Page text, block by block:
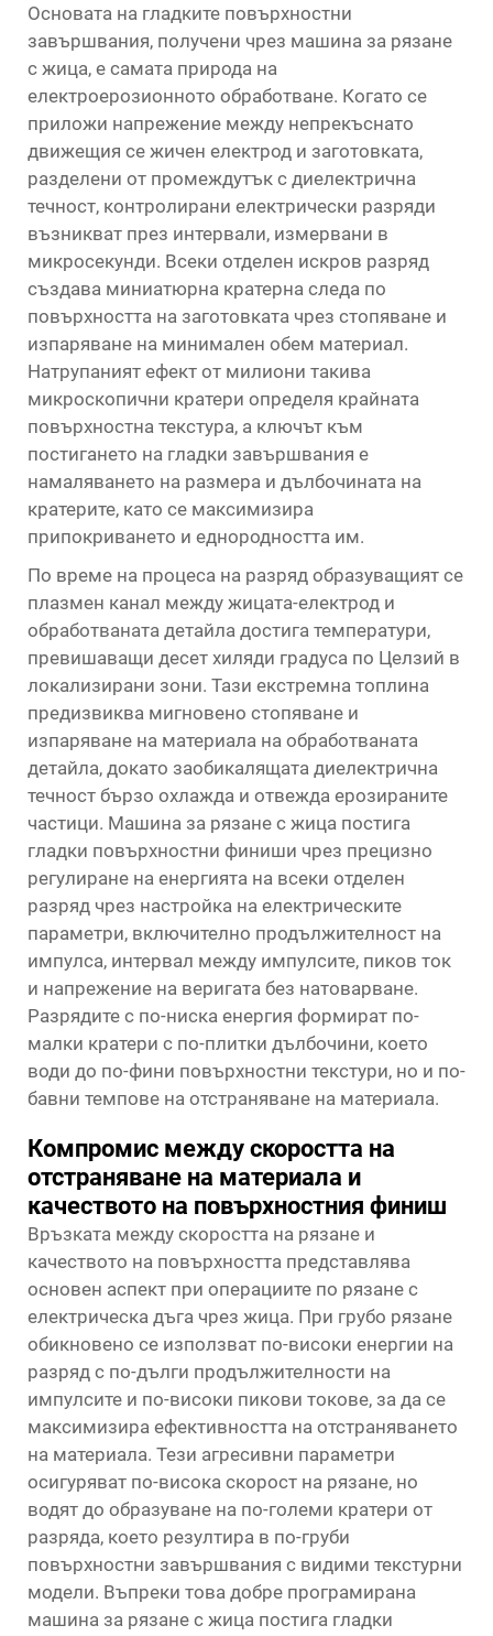
Основата на гладките повърхностни
завършвания, получени чрез машина за рязане
с жица, е самата природа на
електроерозионното обработване. Когато се
приложи напрежение между непрекъснато
движещия се жичен електрод и заготовката,
разделени от промеждутък с диелектрична
течност, контролирани електрически разряди
възникват през интервали, измервани в
микросекунди. Всеки отделен искров разряд
създава миниатюрна кратерна следа по
повърхността на заготовката чрез стопяване и
изпаряване на минимален обем материал.
Натрупаният ефект от милиони такива
микроскопични кратери определя крайната
повърхностна текстура, а ключът към
постигането на гладки завършвания е
намаляването на размера и дълбочината на
кратерите, като се максимизира
припокриването и еднородността им.
По време на процеса на разряд образуващият се
плазмен канал между жицата-електрод и
обработваната детайла достига температури,
превишаващи десет хиляди градуса по Целзий в
локализирани зони. Тази екстремна топлина
предизвиква мигновено стопяване и
изпаряване на материала на обработваната
детайла, докато заобикалящата диелектрична
течност бързо охлажда и отвежда ерозираните
частици. Машина за рязане с жица постига
гладки повърхностни финиши чрез прецизно
регулиране на енергията на всеки отделен
разряд чрез настройка на електрическите
параметри, включително продължителност на
импулса, интервал между импулсите, пиков ток
и напрежение на веригата без натоварване.
Разрядите с по-ниска енергия формират по-
малки кратери с по-плитки дълбочини, което
води до по-фини повърхностни текстури, но и по-
бавни темпове на отстраняване на материала.
Компромис между скоростта на
отстраняване на материала и
качеството на повърхностния финиш
Връзката между скоростта на рязане и
качеството на повърхността представлява
основен аспект при операциите по рязане с
електрическа дъга чрез жица. При грубо рязане
обикновено се използват по-високи енергии на
разряд с по-дълги продължителности на
импулсите и по-високи пикови токове, за да се
максимизира ефективността на отстраняването
на материала. Тези агресивни параметри
осигуряват по-висока скорост на рязане, но
водят до образуване на по-големи кратери от
разряда, което резултира в по-груби
повърхностни завършвания с видими текстурни
модели. Въпреки това добре програмирана
машина за рязане с жица постига гладки